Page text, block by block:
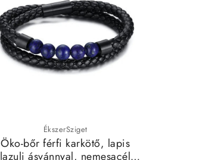
ÉkszerSziget
Öko-bőr férfi karkötő, lapis
lazuli ásvánnyal, nemesacél